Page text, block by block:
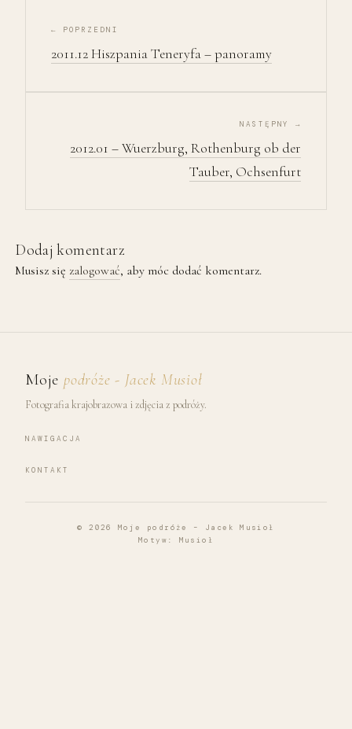
← POPRZEDNI
2011.12 Hiszpania Teneryfa – panoramy
NASTĘPNY →
2012.01 – Wuerzburg, Rothenburg ob der
Tauber, Ochsenfurt
Dodaj komentarz
Musisz się zalogować, aby móc dodać komentarz.
Moje podróże - Jacek Musioł
Fotografia krajobrazowa i zdjęcia z podróży.
NAWIGACJA
KONTAKT
© 2026Moje podróże – Jacek Musioł
Motyw: Musioł